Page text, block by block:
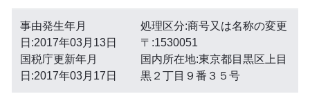
事由発生年月
日:2017年03月13日
国税庁更新年月
日:2017年03月17日
処理区分:商号又は名称の変更
〒:1530051
国内所在地:東京都目黒区上目
黒２丁目９番３５号